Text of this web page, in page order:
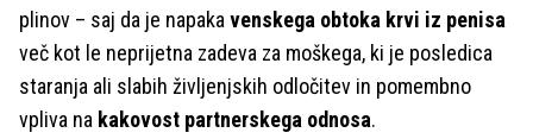
plinov – saj da je napaka venskega obtoka krvi iz penisa
več kot le neprijetna zadeva za moškega, ki je posledica
staranja ali slabih življenjskih odločitev in pomembno
vpliva na kakovost partnerskega odnosa.